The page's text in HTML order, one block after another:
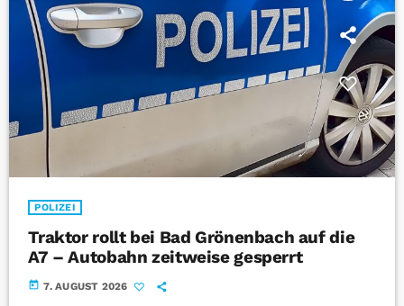
POLIZEI
Traktor rollt bei Bad Grönenbach auf die
A7 – Autobahn zeitweise gesperrt
today 7. AUGUST 2026